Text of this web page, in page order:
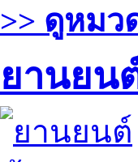
>> ดูหมว
ยานยน